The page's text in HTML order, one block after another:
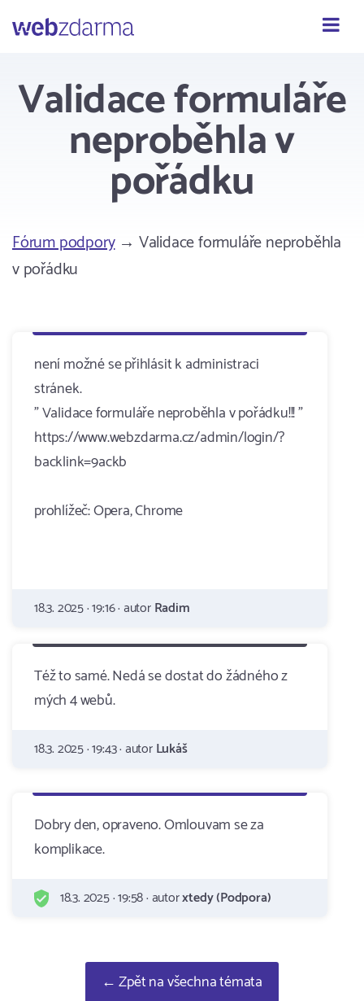
Webzdarma
Validace formuláře
neproběhla v
pořádku
Fórum podpory→ Validace formuláře neproběhla
v pořádku
není možné se přihlásit k administraci
stránek.
" Validace formuláře neproběhla v pořádku!!! "
https://www.webzdarma.cz/admin/login/?
backlink=9ackb
prohlížeč: Opera, Chrome
18.3. 2025 · 19:16 · autorRadim
Též to samé. Nedá se dostat do žádného z
mých 4 webů.
18.3. 2025 · 19:43 · autorLukáš
Dobry den, opraveno. Omlouvam se za
komplikace.
18.3. 2025 · 19:58 · autorxtedy (Podpora)
← Zpět na všechna témata